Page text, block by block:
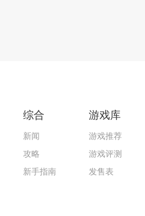
综合
新闻
攻略
新手指南
游戏库
游戏推荐
游戏评测
发售表